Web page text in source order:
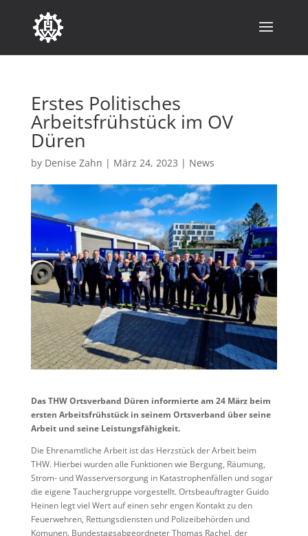
Erstes Politisches
Arbeitsfrühstück im OV
Düren
by Denise Zahn | März 24, 2023 | News
Das THW Ortsverband Düren informierte am 24 März beim
ersten Arbeitsfrühstück in seinem Ortsverband über seine
Arbeit und seine Leistungsfähigkeit.
Die Ehrenamtliche Arbeit ist das Herzstück der Arbeit beim
THW. Hierbei wurden alle Funktionen wie Bergung, Räumung,
Strom- und Wasserversorgung in Katastrophenfällen und sogar
die eigene Tauchergruppe vorgestellt. Ortsbeauftragter Guido
Heinen legt viel Wert auf einen sehr engen Kontakt zu den
Feuerwehren, Rettungsdiensten und Polizeibehörden und
Komunen. Bundestagsabgeordneter Thomas Rachel, der